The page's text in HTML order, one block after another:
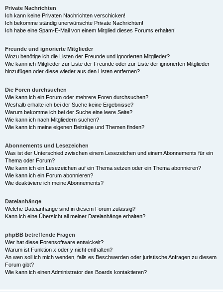
Private Nachrichten
Ich kann keine Privaten Nachrichten verschicken!
Ich bekomme ständig unerwünschte Private Nachrichten!
Ich habe eine Spam-E-Mail von einem Mitglied dieses Forums erhalten!
Freunde und ignorierte Mitglieder
Wozu benötige ich die Listen der Freunde und ignorierten Mitglieder?
Wie kann ich Mitglieder zur Liste der Freunde oder zur Liste der ignorierten Mitglieder
hinzufügen oder diese wieder aus den Listen entfernen?
Die Foren durchsuchen
Wie kann ich ein Forum oder mehrere Foren durchsuchen?
Weshalb erhalte ich bei der Suche keine Ergebnisse?
Warum bekomme ich bei der Suche eine leere Seite?
Wie kann ich nach Mitgliedern suchen?
Wie kann ich meine eigenen Beiträge und Themen finden?
Abonnements und Lesezeichen
Was ist der Unterschied zwischen einem Lesezeichen und einem Abonnements für ein
Thema oder Forum?
Wie kann ich ein Lesezeichen auf ein Thema setzen oder ein Thema abonnieren?
Wie kann ich ein Forum abonnieren?
Wie deaktiviere ich meine Abonnements?
Dateianhänge
Welche Dateianhänge sind in diesem Forum zulässig?
Kann ich eine Übersicht all meiner Dateianhänge erhalten?
phpBB betreffende Fragen
Wer hat diese Forensoftware entwickelt?
Warum ist Funktion x oder y nicht enthalten?
An wen soll ich mich wenden, falls es Beschwerden oder juristische Anfragen zu diesem
Forum gibt?
Wie kann ich einen Administrator des Boards kontaktieren?